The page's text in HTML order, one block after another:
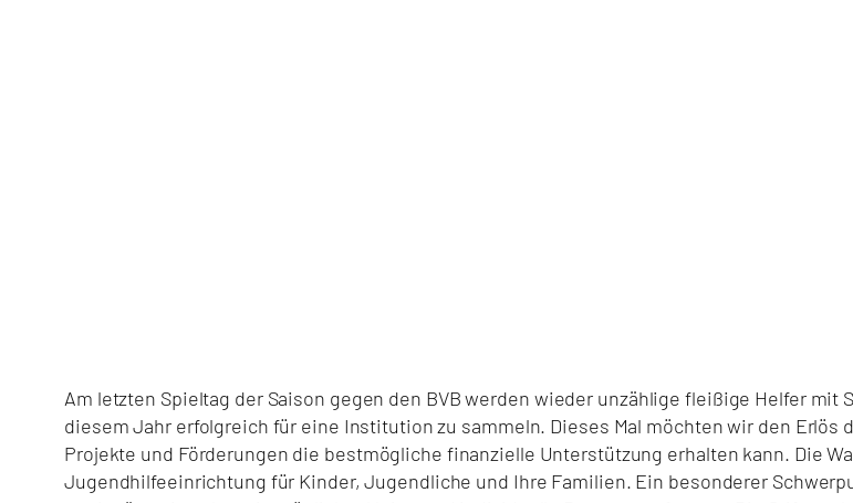
Am letzten Spieltag der Saison gegen den BVB werden wieder unzählige fleißige Helfer
diesem Jahr erfolgreich für eine Institution zu sammeln. Dieses Mal möchten wir den
Projekte und Förderungen die bestmögliche finanzielle Unterstützung erhalten kann. Die
Jugendhilfeeinrichtung für Kinder, Jugendliche und Ihre Familien. Ein besonderer